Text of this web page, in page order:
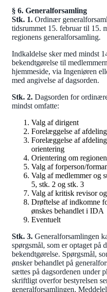
§ 6. Generalforsamling
Stk. 1. Ordinær
tidsrummet 15. februar til 15.
regionens generalforsamling.
Indkaldelse sker med mindst
bekendtgørelse til
hjemmeside, via Ingeniøren
med angivelse af dagsorden.
Stk. 2. Dagsorden for
mindst omfatte:
Valg af dirigent
Forelæggelse af
Forelæggelse af
orientering
Orientering om
Valg af forperson/
Valg af medlemmer og
5, stk. 2 og stk. 3
Valg af kritisk revisor
Drøftelse af indkomne
ønskes behandlet i IDA
Eventuelt
Stk. 3. Generalforsamlingen
spørgsmål, som er optaget på
bekendtgørelse. Spørgsmål,
ønsker behandlet på
sættes på dagsordenen under
skriftligt overfor bestyrelsen
generalforsamlingen.